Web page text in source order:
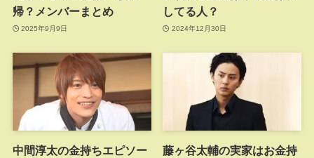
帰？メンバーまとめ
2025年9月9日
してる人？
2024年12月30日
中間淳太の金持ちエピソー
藤ヶ谷太輔の実家はお金持